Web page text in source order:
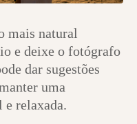
mais natural
e deixe o fotógrafo
dar sugestões
uma
e relaxada.